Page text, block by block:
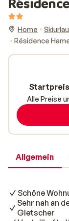
Home
Résidence
Allgemein
Schöne
Sehr nah an
Gletscher
Alle Preise